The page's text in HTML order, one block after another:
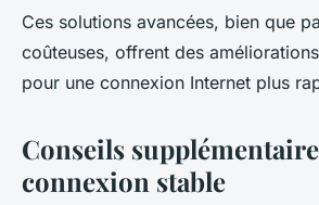
Ces solutions avancées, bien que
coûteuses, offrent des
pour une connexion Internet plus
Conseils
connexion stable